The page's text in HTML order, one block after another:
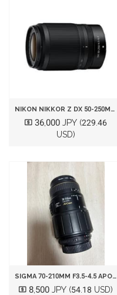
NIKON NIKKOR Z DX 50-250MM F/4.5-6.3
36,000 JPY (229.46
USD)
SIGMA 70-210MM F3.5-4.5 APO MACRO[NIKON]
8,500 JPY (54.18 USD)